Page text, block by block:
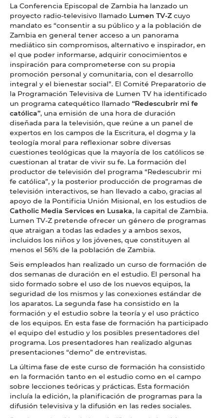
La Conferencia Episcopal de Zambia ha lanzado un
proyecto radio-televisivo llamado Lumen TV-Z cuyo
mandato es “consentir a su público y a la población de
Zambia en general tener acceso a un panorama
mediático sin compromisos, alternativo e inspirador, en
el que poder informarse, adquirir conocimientos e
inspiración para comprometerse con su propia
promoción personal y comunitaria, con el desarrollo
integral y el bienestar social”. El Comité Preparatorio de
la Programación Televisiva de Lumen TV ha identificado
un programa catequético llamado “Redescubrir mi fe
católica”, una emisión de una hora de duración
diseñada para la televisión, que reúne a un panel de
expertos en los campos de la Escritura, el dogma y la
teología moral para reflexionar sobre diversas
cuestiones teológicas que la mayoría de los católicos se
cuestionan al tratar de vivir su fe. La formación del
productor de televisión del programa “Redescubrir mi
fe católica”, y la posterior producción de programas de
televisión interactivos, se han llevado a cabo, gracias al
apoyo de la Pontificia Unión Misional, en los estudios de
Catholic Media Services en Lusaka, la capital de Zambia.
Lumen TV-Z pretende ofrecer un género de programas
que atraigan a todas las edades y a ambos sexos,
incluidos los niños y los jóvenes, que constituyen al
menos el 56% de la población de Zambia.
Seis empleados han realizado un curso de formación de
dos semanas de duración en el estudio. El personal ha
sido formado sobre el uso de los nuevos equipos, la
seguridad de los mismos y las conexiones estándar de
los aparatos. La segunda fase ha consistido en la
formación y el estudio sobre la teoría y el uso práctico
de los equipos. En esta fase de formación ha participado
el equipo del estudio y los posibles presentadores del
programa. Los presentadores han realizado algunas
presentaciones “demo” de entrevistas.
La última fase de este curso de formación ha consistido
en la formación tanto en el estudio como en el campo
sobre lecciones teóricas y prácticas. Esta formación
incluía la edición, la planificación de programas para la
difusión televisiva y la difusión en las redes sociales.